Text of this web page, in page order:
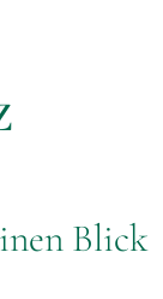
Blick